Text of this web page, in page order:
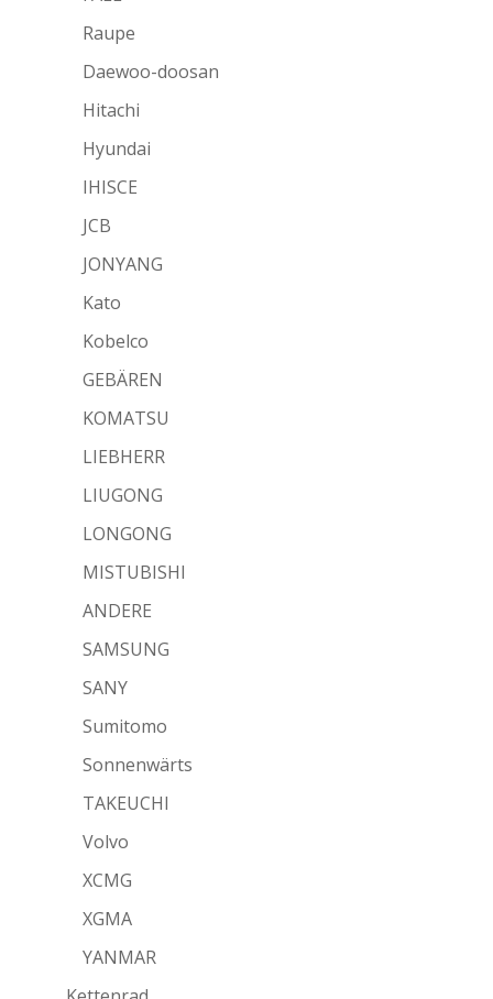
Raupe
Daewoo-doosan
Hitachi
Hyundai
IHISCE
JCB
JONYANG
Kato
Kobelco
GEBÄREN
KOMATSU
LIEBHERR
LIUGONG
LONGONG
MISTUBISHI
ANDERE
SAMSUNG
SANY
Sumitomo
Sonnenwärts
TAKEUCHI
Volvo
XCMG
XGMA
YANMAR